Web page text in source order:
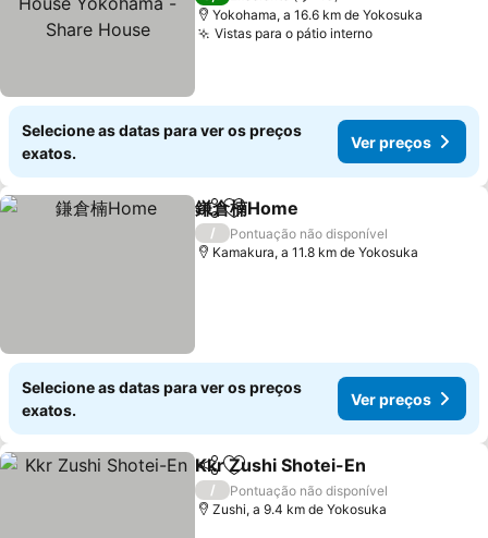
Yokohama, a 16.6 km de Yokosuka
Vistas para o pátio internoVer preços
Selecione as datas para ver os preços
exatos.
Ver preços
PartilharAdicionar aos favoritos
鎌倉楠Home
/
Pontuação não disponível
Kamakura, a 11.8 km de Yokosuka
Selecione as datas para ver os preços
exatos.
Ver preços
PartilharAdicionar aos favoritos
Kkr Zushi Shotei-En
/
Pontuação não disponível
Zushi, a 9.4 km de Yokosuka